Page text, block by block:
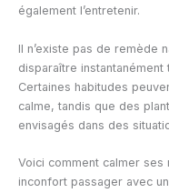
également l’entretenir.
Il n’existe pas de remède
disparaître
Certaines habitudes
calme, tandis que des
envisagés dans des
Voici comment calmer
inconfort passager avec